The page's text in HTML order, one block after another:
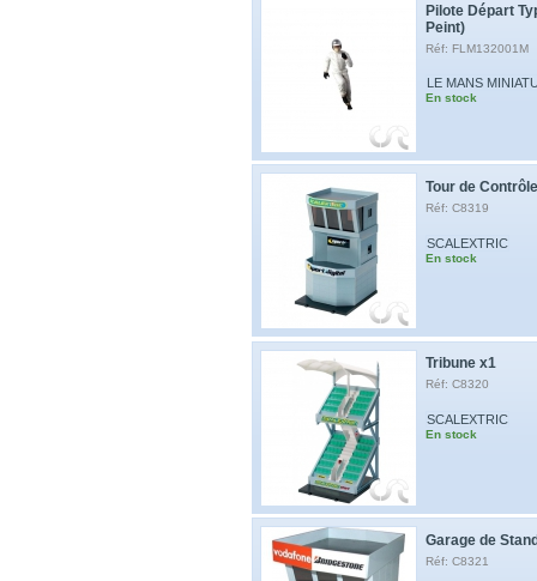
Pilote Départ
Peint)
Réf: FLM132001M
LE MANS
En stock
Tour de Contrôle
Réf: C8319
SCALEXTRIC
En stock
Tribune x1
Réf: C8320
SCALEXTRIC
En stock
Garage de
Réf: C8321